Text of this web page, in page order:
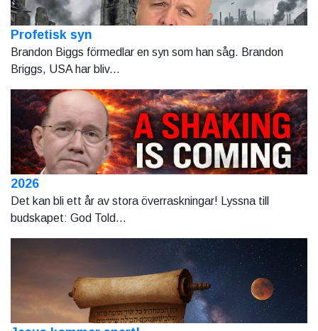
Profetisk syn
Brandon Biggs förmedlar en syn som han såg. Brandon
Briggs, USA har bliv...
2026
Det kan bli ett år av stora överraskningar! Lyssna till
budskapet: God Told...